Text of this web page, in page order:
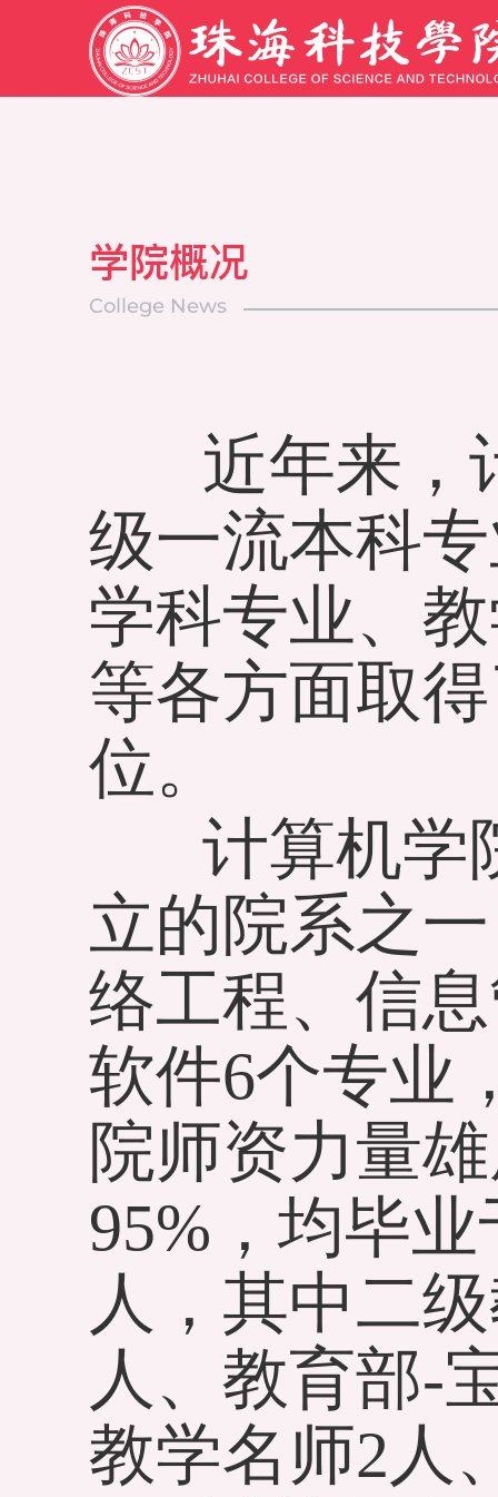
学院概况
College News
近年来，
级一流本科
学科专业、
等各方面取
位。
计算机学
立的院系之
络工程、信
软件6个专业
院师资力量
95%，均毕
人，其中二
人、教育部-
教学名师2人